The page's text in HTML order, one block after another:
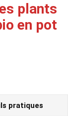
plants
en pot
pratiques